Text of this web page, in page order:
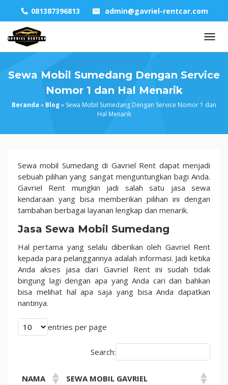
content
081387396813 admin@gavriel-rentcar.com
Sewa Mobil Sumedang Dengan Service
Nomor 1 dan Hal Menarik
Beranda » Blog» Sewa Mobil Sumedang Dengan Service Nomor 1 dan
Hal Menarik
Sewa
Mobil
Sumedang
Dengan
Service
1
dan
Hal
Menarik
Sewa mobil Sumedang di Gavriel Rent dapat menjadi
sebuah pilihan yang sangat menguntungkan bagi Anda.
Gavriel Rent mungkin jadi salah satu jasa sewa
kendaraan yang bisa memberikan pilihan ini dengan
tambahan berbagai layanan lengkap dan menarik.
Jasa Sewa Mobil Sumedang
Hal pertama yang selalu diberikan oleh Gavriel Rent
kepada para pelanggannya adalah informasi. Jadi ketika
Anda akses jasa dari Gavriel Rent ini sudah tidak
bingung lagi dengan apa yang Anda cari dan bahkan
bisa melihat hal apa saja yang bisa Anda dapatkan
nantinya.
entries per page
Search:
NAMA
SEWA MOBIL GAVRIEL